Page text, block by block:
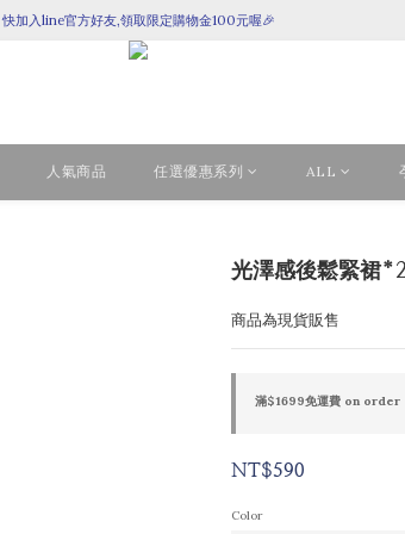
全館滿$1699即享免運！
快加入line官方好友,領取限定購物金100元喔🎉
全館滿$1699即享免運！
人氣商品 任選優惠系列 ALL
光澤感後鬆緊裙
商品為現貨販售
滿$1699免運費 on order
NT$590
Color